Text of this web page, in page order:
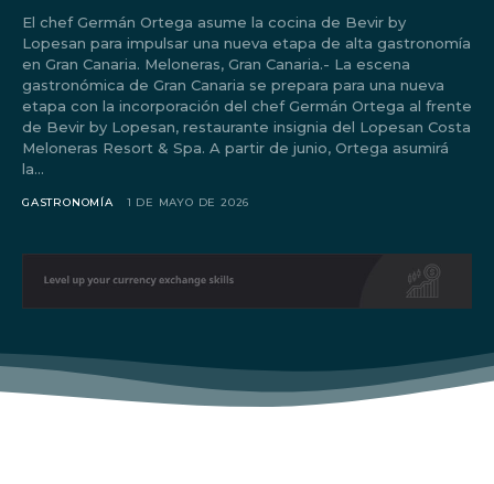
Don't miss
Sing up for our newsletter
El chef Germán Ortega asume la cocina de Bevir by
Lopesan para impulsar una nueva etapa de alta gastronomía
en Gran Canaria. Meloneras, Gran Canaria.- La escena
gastronómica de Gran Canaria se prepara para una nueva
etapa con la incorporación del chef Germán Ortega al frente
de Bevir by Lopesan, restaurante insignia del Lopesan Costa
Meloneras Resort & Spa. A partir de junio, Ortega asumirá
la...
GASTRONOMÍA 1 DE MAYO DE 2026